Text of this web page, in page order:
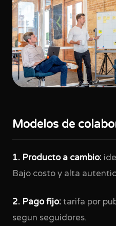
Modelos de
1. Producto a cambio:
Bajo costo y alta
2. Pago fijo: tarifa por
segun seguidores.